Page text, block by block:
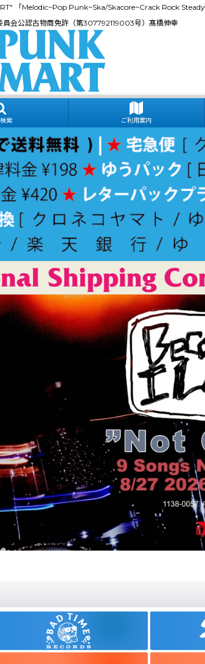
「Melodic~Pop Punk~Ska/Skacore~Crack Rock Steady
員会公認古物商免許（第307792119003号）髙橋伸幸
索 ご利用案内